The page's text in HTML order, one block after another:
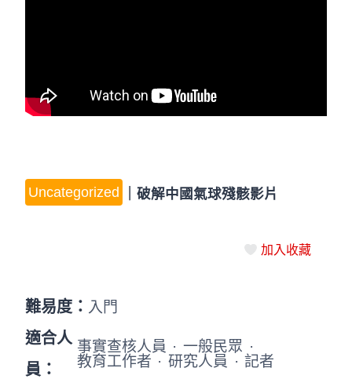
Uncategorized 破解中國氣球殘骸影片
加入收藏
難易度： 入門
適合人
員：
事實查核人員 · 一般民眾 ·
教育工作者 · 研究人員 · 記者